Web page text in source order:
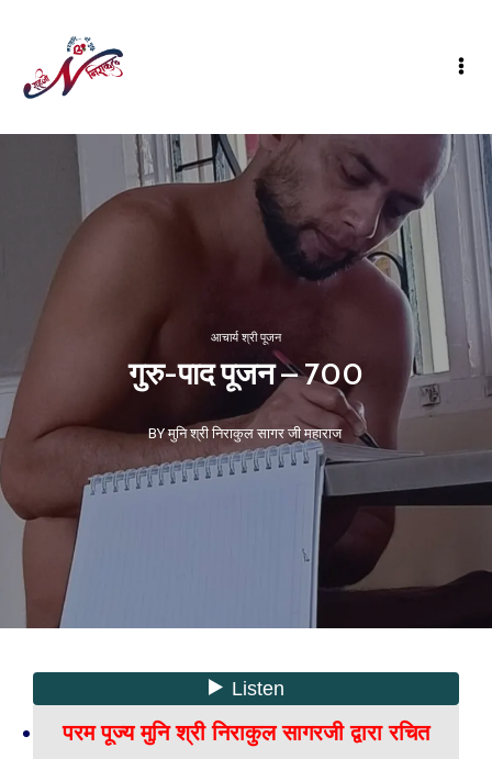
आचार्य श्री पूजन
गुरु-पाद पूजन – 700
BY मुनि श्री निराकुल सागर जी महाराज
परम पूज्य मुनि श्री निराकुल सागरजी द्वारा रचित